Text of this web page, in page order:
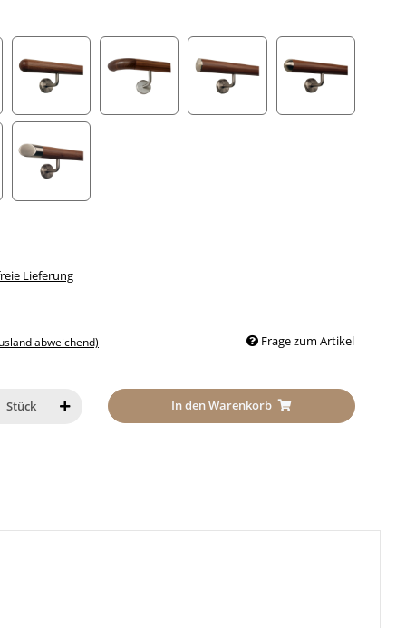
Halbkugel gefräst
Lieferung
abweichend) Frage zum Artikel
Stück In den Warenkorb